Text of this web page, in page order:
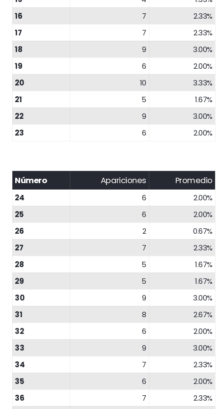
16
7
2.33%
17
7
2.33%
18
9
3.00%
19
6
2.00%
20
10
3.33%
21
5
1.67%
22
9
3.00%
23
6 2.00%
Número Apariciones Promedio
24 6
2.00%
25
6
2.00%
26
2
0.67%
27
7
2.33%
28
5
1.67%
29
5
1.67%
30
9
3.00%
31
8
2.67%
32
6
2.00%
33
9
3.00%
34
7
2.33%
35
6
2.00%
36
7
2.33%